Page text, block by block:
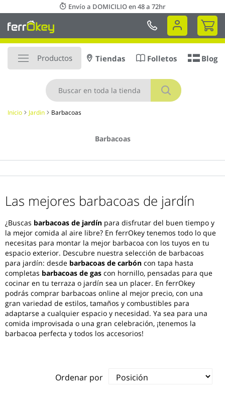
al
contenido
Envío a DOMICILIO en 48 a 72hr
Mi
Productos
Buscar
Tiendas Folletos Blog
Inicio Jardin Barbacoas
Barbacoas
Las mejores barbacoas de jardín
¿Buscas barbacoas de jardín para disfrutar del buen tiempo y
la mejor comida al aire libre? En ferrOkey tenemos todo lo que
necesitas para montar la mejor barbacoa con los tuyos en tu
espacio exterior. Descubre nuestra selección de barbacoas
para jardín: desde barbacoas de carbón con tapa hasta
completas barbacoas de gas con hornillo, pensadas para que
cocinar en tu terraza o jardín sea un placer. En ferrOkey
podrás comprar barbacoas online al mejor precio, con una
gran variedad de estilos, tamaños y combustibles para
adaptarse a cualquier espacio y necesidad. Ya sea para una
comida improvisada o una gran celebración, ¡tenemos la
barbacoa perfecta y todos los accesorios!
Ordenar por